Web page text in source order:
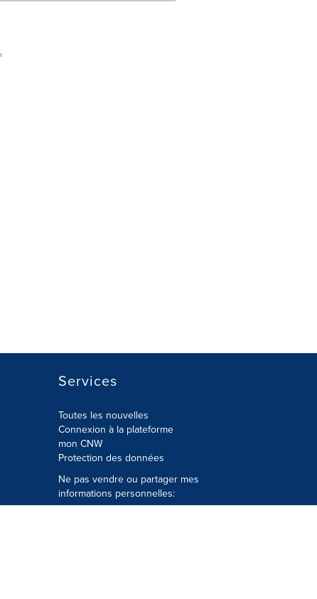
Services
Toutes les nouvelles
Connexion à la plateforme
mon CNW
Protection des données
Ne pas vendre ou partager mes
informations personnelles: